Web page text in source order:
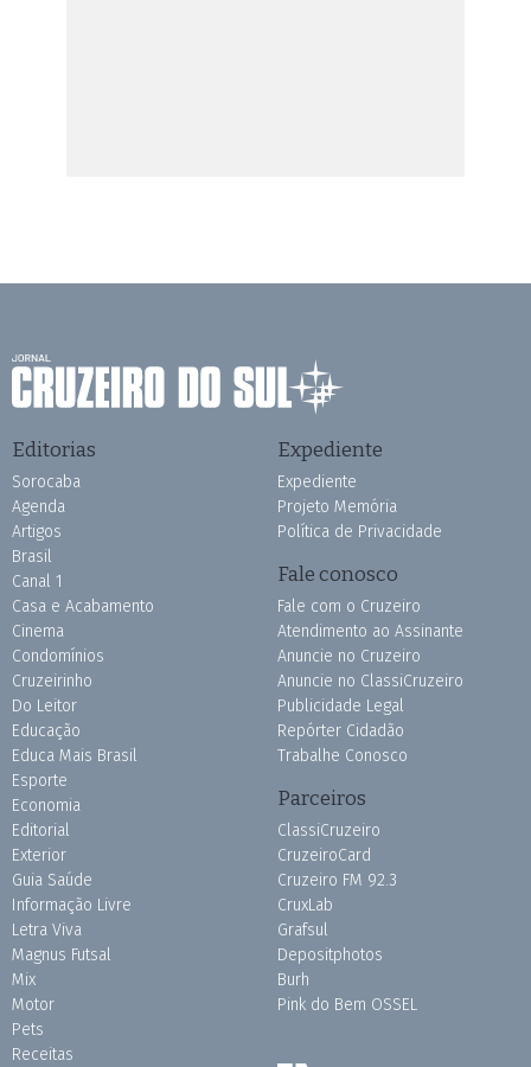
Editorias
Sorocaba
Agenda
Artigos
Brasil
Canal 1
Casa e Acabamento
Cinema
Condomínios
Cruzeirinho
Do Leitor
Educação
Educa Mais Brasil
Esporte
Economia
Editorial
Exterior
Guia Saúde
Informação Livre
Letra Viva
Magnus Futsal
Mix
Motor
Pets
Receitas
Expediente
Expediente
Projeto Memória
Política de Privacidade
Fale conosco
Fale com o Cruzeiro
Atendimento ao Assinante
Anuncie no Cruzeiro
Anuncie no ClassiCruzeiro
Publicidade Legal
Repórter Cidadão
Trabalhe Conosco
Parceiros
ClassiCruzeiro
CruzeiroCard
Cruzeiro FM 92.3
CruxLab
Grafsul
Depositphotos
Burh
Pink do Bem OSSEL